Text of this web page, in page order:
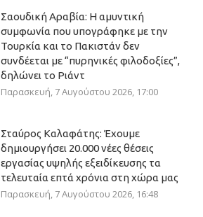
Σαουδική Αραβία: Η αμυντική
συμφωνία που υπογράφηκε με την
Τουρκία και το Πακιστάν δεν
συνδέεται με “πυρηνικές φιλοδοξίες”,
δηλώνει το Ριάντ
Παρασκευή, 7 Αυγούστου 2026, 17:00
Σταύρος Καλαφάτης: Έχουμε
δημιουργήσει 20.000 νέες θέσεις
εργασίας υψηλής εξειδίκευσης τα
τελευταία επτά χρόνια στη χώρα μας
Παρασκευή, 7 Αυγούστου 2026, 16:48